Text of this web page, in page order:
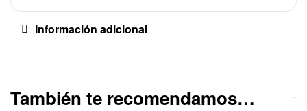
Información adicional
También te recomendamos…